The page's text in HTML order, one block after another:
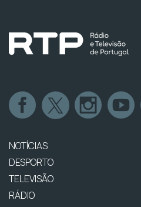
NOTÍCIAS
DESPORTO
TELEVISÃO
RÁDIO